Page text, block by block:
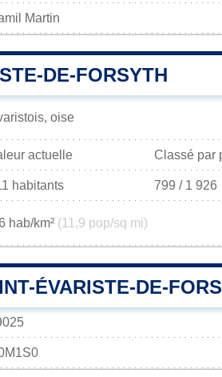
Martin
DE-FORSYTH
oise
actuelle Classé par
habitants 799 / 1 926
hab/km² (11,9 pop/sq mi)
ÉVARISTE-DE-